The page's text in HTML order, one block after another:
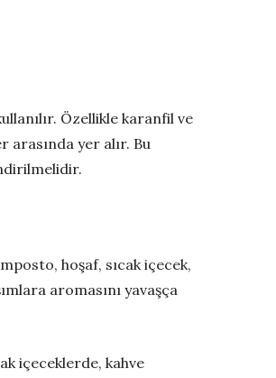
Özellikle karanfil ve
arasında yer alır. Bu
hoşaf, sıcak içecek,
aromasını yavaşça
içeceklerde, kahve